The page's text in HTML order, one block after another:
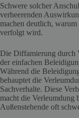
Schwere solcher
verheerenden
machen deutlich,
verfolgt wird.
Die Diffamierung durch
der einfachen
Während die
behauptet die
Sachverhalte. Diese
macht die Verleumdung
Außenstehende oft